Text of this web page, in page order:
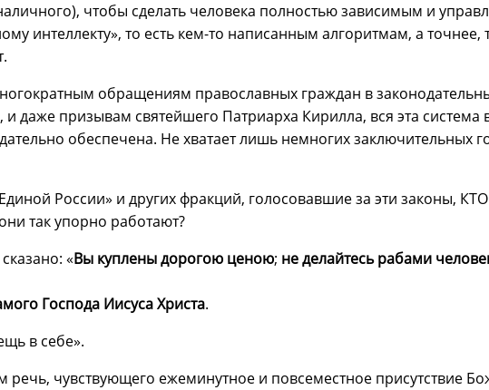
чтобы сделать человека полностью зависимым и
интеллекту», то есть кем-то написанным алгоритмам, а
обращениям православных граждан в
даже призывам святейшего Патриарха Кирилла, вся эта система
обеспечена. Не хватает лишь немногих заключительных
России» и других фракций, голосовавшие за эти законы,
так упорно работают?
«Вы куплены дорогою ценою; не делайтесь рабами
Господа Иисуса Христа.
в себе».
чувствующего ежеминутное и повсеместное присутствие